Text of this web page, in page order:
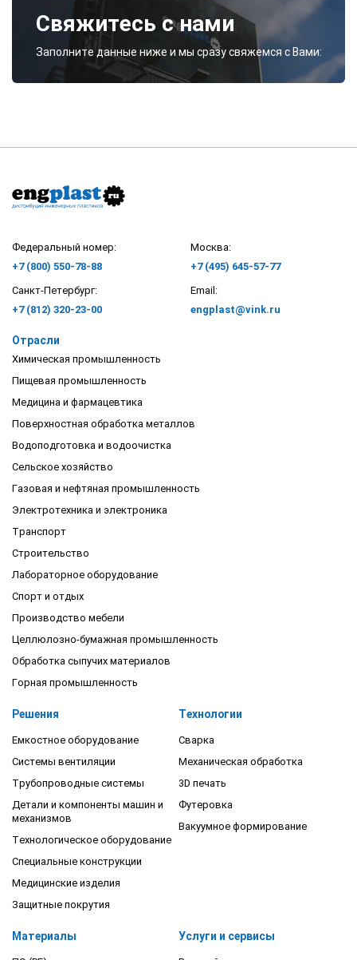
Свяжитесь с нами
Заполните данные ниже и мы сразу свяжемся с Вами:
Федеральный номер:
+7 (800) 550-78-88
Москва:
+7 (495) 645-57-77
Санкт-Петербург:
+7 (812) 320-23-00
Email:
engplast@vink.ru
Отрасли
Химическая промышленность
Пищевая промышленность
Медицина и фармацевтика
Поверхностная обработка металлов
Водоподготовка и водоочистка
Сельское хозяйство
Газовая и нефтяная промышленность
Электротехника и электроника
Транспорт
Строительство
Лабораторное оборудование
Спорт и отдых
Производство мебели
Целлюлозно-бумажная промышленность
Обработка сыпучих материалов
Горная промышленность
Решения
Емкостное оборудование
Системы вентиляции
Трубопроводные системы
Детали и компоненты машин и
механизмов
Технологическое оборудование
Специальные конструкции
Медицинские изделия
Защитные покрутия
Технологии
Сварка
Механическая обработка
3D печать
Футеровка
Вакуумное формирование
Материалы Услуги и сервисы